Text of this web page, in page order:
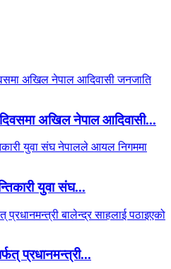
अखिल नेपाल आदिवासी...
युवा संघ...
प्रधानमन्त्री...